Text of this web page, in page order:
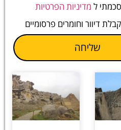
ל מדיניות הפרטיות
דיוור וחומרים פרסומיים
שליחה